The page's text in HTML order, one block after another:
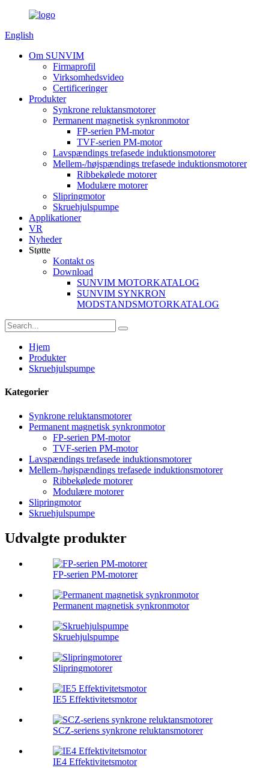
English
Om SUNVIM
Firmaprofil
Virksomhedsvideo
Certificeringer
Produkter
Synkrone reluktansmotorer
Permanent magnetisk synkronmotor
FP-serien PM-motor
TVF-serien PM-motor
Lavspændings trefasede induktionsmotorer
Mellem-/højspændings trefasede induktionsmotorer
Ribbekølede motorer
Modulære motorer
Slipringmotor
Skruehjulspumpe
Applikationer
VR
Nyheder
Støtte
Kontakt os
Download
SUNVIM MOTORKATALOG
SUNVIM SYNKRON
MODSTANDSMOTORKATALOG
Hjem
Produkter
Skruehjulspumpe
Kategorier
Synkrone reluktansmotorer
Permanent magnetisk synkronmotor
FP-serien PM-motor
TVF-serien PM-motor
Lavspændings trefasede induktionsmotorer
Mellem-/højspændings trefasede induktionsmotorer
Ribbekølede motorer
Modulære motorer
Slipringmotor
Skruehjulspumpe
Udvalgte produkter
FP-serien PM-motorer
Permanent magnetisk synkronmotor
Skruehjulspumpe
Slipringmotorer
IE5 Effektivitetsmotor
SCZ-seriens synkrone reluktansmotorer
IE4 Effektivitetsmotor